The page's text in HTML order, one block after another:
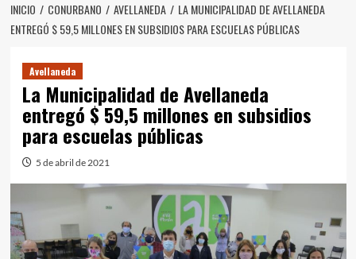
INICIO CONURBANO AVELLANEDA
LA MUNICIPALIDAD DE AVELLANEDA
ENTREGÓ $ 59,5 MILLONES EN SUBSIDIOS PARA ESCUELAS PÚBLICAS
Avellaneda
La Municipalidad de Avellaneda
entregó $ 59,5 millones en subsidios
para escuelas públicas
5 de abril de 2021